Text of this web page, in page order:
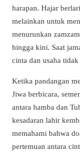
harapan. Hajar
melainkan untuk
menurunkan
hingga kini. Saat
cinta dan usaha
Ketika pandangan
Jiwa berbicara,
antara hamba dan
kesadaran lahir
memahami bahwa
pertemuan antara